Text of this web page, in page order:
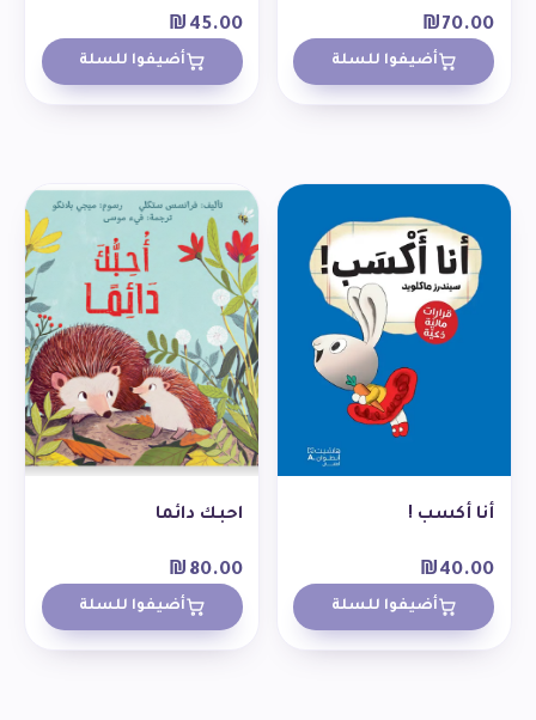
₪70.00
أضيفوا للسلة
₪ 45.00
أضيفوا للسلة
أنا أكسب !
₪40.00
أضيفوا للسلة
احبك دائما
₪ 80.00
أضيفوا للسلة